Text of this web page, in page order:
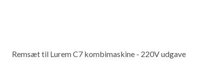
Remsæt til Lurem C7 kombimaskine - 220V udgave